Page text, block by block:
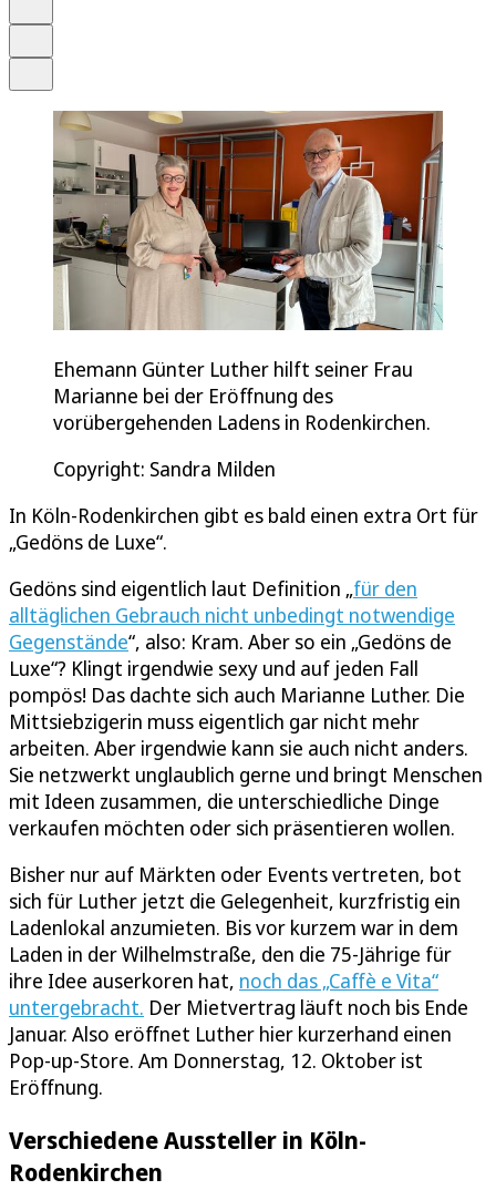
Ehemann Günter Luther hilft seiner Frau
Marianne bei der Eröffnung des
vorübergehenden Ladens in Rodenkirchen.
Copyright: Sandra Milden
In Köln-Rodenkirchen gibt es bald einen extra Ort für
„Gedöns de Luxe“.
Gedöns sind eigentlich laut Definition „für den
alltäglichen Gebrauch nicht unbedingt notwendige
Gegenstände“, also: Kram. Aber so ein „Gedöns de
Luxe“? Klingt irgendwie sexy und auf jeden Fall
pompös! Das dachte sich auch Marianne Luther. Die
Mittsiebzigerin muss eigentlich gar nicht mehr
arbeiten. Aber irgendwie kann sie auch nicht anders.
Sie netzwerkt unglaublich gerne und bringt Menschen
mit Ideen zusammen, die unterschiedliche Dinge
verkaufen möchten oder sich präsentieren wollen.
Bisher nur auf Märkten oder Events vertreten, bot
sich für Luther jetzt die Gelegenheit, kurzfristig ein
Ladenlokal anzumieten. Bis vor kurzem war in dem
Laden in der Wilhelmstraße, den die 75-Jährige für
ihre Idee auserkoren hat, noch das „Caffè e Vita“
untergebracht. Der Mietvertrag läuft noch bis Ende
Januar. Also eröffnet Luther hier kurzerhand einen
Pop-up-Store. Am Donnerstag, 12. Oktober ist
Eröffnung.
Verschiedene Aussteller in Köln-
Rodenkirchen